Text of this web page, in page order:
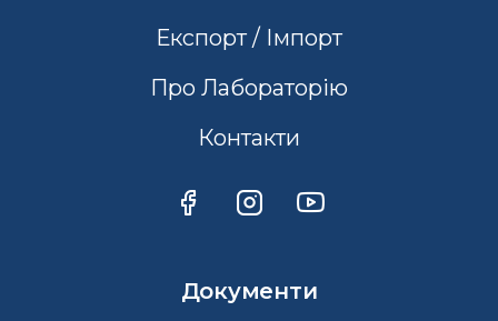
Експорт / Імпорт
Про Лабораторію
Контакти
Документи